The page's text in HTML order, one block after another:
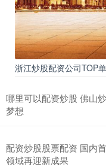
浙江炒股配资公司TOP单
哪里可以配资炒股 佛山
梦想
配资炒股股票配资 国内
领域再迎新成果